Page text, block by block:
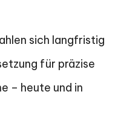
sich langfristig
für präzise
– heute und in